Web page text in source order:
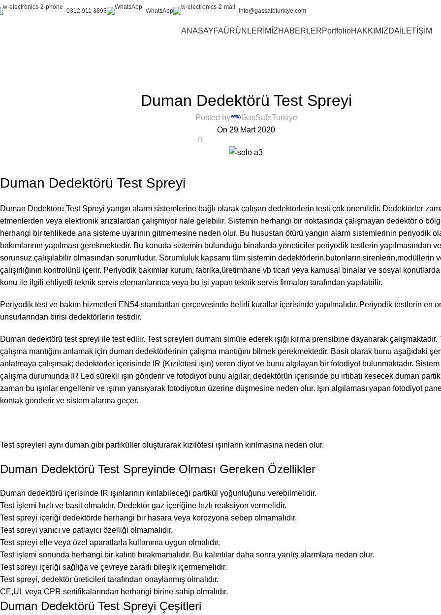
0312 911 3893 WhatsApp info@gassafeturkiye.com
ANASAYFAÜRÜNLERİMİZHABERLERPortfolioHAKKIMIZDA İLETİŞİM
Duman Dedektörü Test Spreyi
Posted by
GasSafeTurkiye
On 29 Mart 2020
Duman Dedektörü Test Spreyi
Duman Dedektörü Test Spreyi yangın alarm sistemlerine bağlı olarak çalışan dedektörlerin testi çok önemlidir. Dedektörler
etmenlerden veya elektronik arızalardan çalışmıyor hale gelebilir. Sistemin herhangi bir noktasında çalışmayan dedektör o
herhangi bir tehlikede ana sisteme uyarının gitmemesine neden olur. Bu husustan ötürü yangın alarm sistemlerinin periyodik
bakımlarının yapılması gerekmektedir. Bu konuda sistemin bulunduğu binalarda yöneticiler periyodik testlerin yapılmasından
sorunsuz çalışılabilir olmasından sorumludur. Sorumluluk kapsamı tüm sistemin dedektörlerin,butonların,sirenlerin,modüllerin
çalışırlığının kontrolünü içerir. Periyodik bakımlar kurum, fabrika,üretimhane vb ticari veya kamusal binalar ve sosyal
konu ile ilgili ehliyetli teknik servis elemanlarınca veya bu işi yapan teknik servis firmaları tarafından yapılabilir.
Periyodik test ve bakım hizmetleri EN54 standartları çerçevesinde belirli kurallar içerisinde yapılmalıdır. Periyodik testlerin en
unsurlarından birisi dedektörlerin testidir.
Duman dedektörü test spreyi ile test edilir. Test spreyleri dumanı simüle ederek ışığı kırma prensibine dayanarak
çalışma mantığını anlamak için duman dedektörlerinin çalışma mantığını bilmek gerekmektedir. Basit olarak bunu aşağıdaki
anlatmaya çalışırsak; dedektörler içerisinde IR (Kızılötesi ışın) veren diyot ve bunu algılayan bir fotodiyot bulunmaktadır.
çalışma durumunda IR Led sürekli ışın gönderir ve fotodiyot bunu algılar, dedektörün içerisinde bu irtibatı kesecek duman
zaman bu ışınlar engellenir ve ışının yansıyarak fotodiyotun üzerine düşmesine neden olur. Işın algılaması yapan fotodiyot
kontak gönderir ve sistem alarma geçer.
Test spreyleri aynı duman gibi partiküller oluşturarak kızılötesi ışınların kırılmasına neden olur.
Duman Dedektörü Test Spreyinde Olması Gereken Özellikler
Duman dedektörü içerisinde IR ışınlarının kırılabileceği partikül yoğunluğunu verebilmelidir.
Test işlemi hızlı ve basit olmalıdır. Dedektör gaz içeriğine hızlı reaksiyon vermelidir.
Test spreyi içeriği dedektörde herhangi bir hasara veya korozyona sebep olmamalıdır.
Test spreyi yanıcı ve patlayıcı özelliği olmamalıdır.
Test spreyi elle veya özel aparatlarla kullanıma uygun olmalıdır.
Test işlemi sonunda herhangi bir kalıntı bırakmamalıdır. Bu kalıntılar daha sonra yanlış alarmlara neden olur.
Test spreyi içeriği sağlığa ve çevreye zararlı bileşik içermemelidir.
Test spreyi, dedektör üreticileri tarafından onaylanmış olmalıdır.
CE,UL veya CPR sertifikalarından herhangi birine sahip olmalıdır.
Duman Dedektörü Test Spreyi Çeşitleri